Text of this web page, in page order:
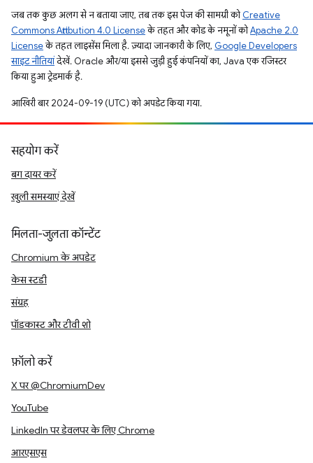
जब तक कुछ अलग से न बताया जाए, तब तक इस पेज की सामग्री कोCreative
Commons Attribution 4.0 Licenseके तहत और कोड के नमूनों कोApache 2.0
Licenseके तहत लाइसेंस मिला है. ज़्यादा जानकारी के लिए, Google Developers
साइट नीतियांदेखें. Oracle और/या इससे जुड़ी हुई कंपनियों का, Java एक रजिस्टर
किया हुआ ट्रेडमार्क है.
आखिरी बार 2024-09-19 (UTC) को अपडेट किया गया.
सहयोग करें
बग दायर करें
खुली समस्याएं देखें
मिलता-जुलता कॉन्टेंट
Chromium के अपडेट
केस स्टडी
संग्रह
पॉडकास्ट और टीवी शो
फ़ॉलो करें
X पर @ChromiumDev
YouTube
LinkedIn पर डेवलपर के लिए Chrome
आरएसएस